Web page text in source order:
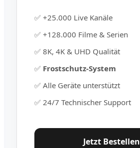
✅ +25.000 Live Kanäle
✅ +128.000 Filme & Serien
✅ 8K, 4K & UHD Qualität
✅ Frostschutz-System
✅ Alle Geräte unterstützt
✅ 24/7 Technischer Support
Jetzt Bestellen